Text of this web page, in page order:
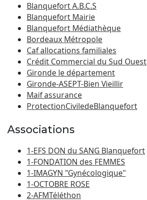
Blanquefort A.B.C.S
Blanquefort Mairie
Blanquefort Médiathèque
Bordeaux Métropole
Caf allocations familiales
Crédit Commercial du Sud Ouest
Gironde le département
Gironde-ASEPT-Bien Vieillir
Maif assurance
ProtectionCiviledeBlanquefort
Associations
1-EFS DON du SANG Blanquefort
1-FONDATION des FEMMES
1-IMAGYN "Gynécologique"
1-OCTOBRE ROSE
2-AFMTéléthon